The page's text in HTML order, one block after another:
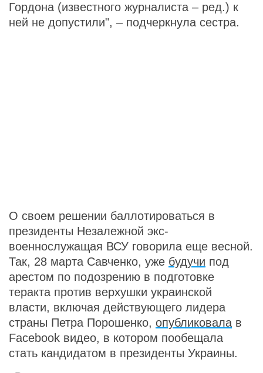
Гордона (известного журналиста – ред.) к
ней не допустили", – подчеркнула сестра.
О своем решении баллотироваться в
президенты Незалежной экс-
военнослужащая ВСУ говорила еще весной.
Так, 28 марта Савченко, уже будучи под
арестом по подозрению в подготовке
теракта против верхушки украинской
власти, включая действующего лидера
страны Петра Порошенко, опубликовала в
Facebook видео, в котором пообещала
стать кандидатом в президенты Украины.